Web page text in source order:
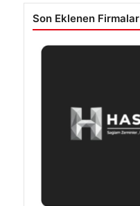
Son Eklenen Firmalar